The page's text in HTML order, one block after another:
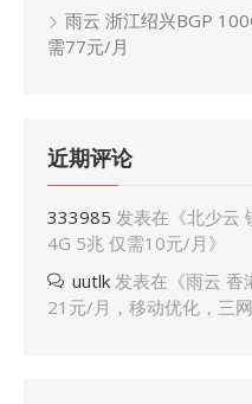
雨云 浙江绍兴BGP
需77元/月
近期评论
333985 发表在《北少云
4G 5兆 仅需10元/月 》
uutlk 发表在《雨云 香
21元/月，移动优化，三